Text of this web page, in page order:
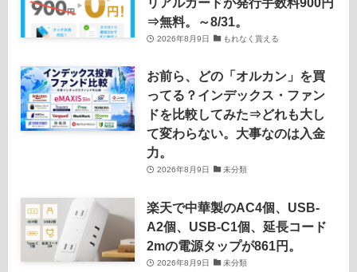
⇒無料。～8/31。
2026年8月9日 もれなく貰える
お前ら、どの「オルカン」を買
ってる？インデックス・ファン
ドを比較してみた⇒どれも大し
て変わらない。大事なのは入金
力。
2026年8月9日 未分類
楽天で中華製のAC4個、USB-
A2個、USB-C1個、延長コード
2mの電源タップが861円。
2026年8月9日 未分類